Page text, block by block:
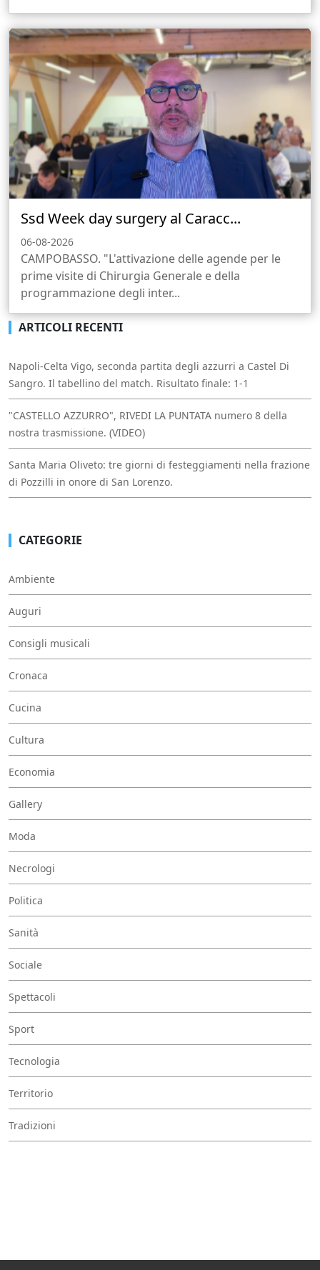
Ssd Week day surgery al Caracc...
06-08-2026
CAMPOBASSO. "L'attivazione delle agende per le
prime visite di Chirurgia Generale e della
programmazione degli inter...
ARTICOLI RECENTI
Napoli-Celta Vigo, seconda partita degli azzurri a Castel Di
Sangro. Il tabellino del match. Risultato finale: 1-1
"CASTELLO AZZURRO", RIVEDI LA PUNTATA numero 8 della
nostra trasmissione. (VIDEO)
Santa Maria Oliveto: tre giorni di festeggiamenti nella frazione
di Pozzilli in onore di San Lorenzo.
CATEGORIE
Ambiente
Auguri
Consigli musicali
Cronaca
Cucina
Cultura
Economia
Gallery
Moda
Necrologi
Politica
Sanità
Sociale
Spettacoli
Sport
Tecnologia
Territorio
Tradizioni